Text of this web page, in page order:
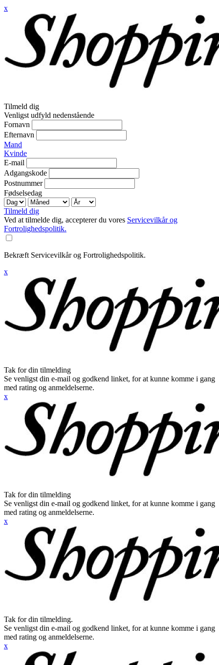
x
Tilmeld dig
Venligst udfyld nedenstående
Fornavn
Efternavn
Mand
Kvinde
E-mail
Adgangskode
Postnummer
Fødselsedag
Tilmeld dig
Ved at tilmelde dig, accepterer du vores Servicevilkår og
Fortrolighedspolitik.
Bekræft Servicevilkår og Fortrolighedspolitik.
x
Tak for din tilmelding
Se venligst din e-mail og godkend linket, for at kunne komme i gang
med rating og anmeldelserne.
x
Tak for din tilmelding
Se venligst din e-mail og godkend linket, for at kunne komme i gang
med rating og anmeldelserne.
x
Tak for din tilmelding.
Se venligst din e-mail og godkend linket, for at kunne komme i gang
med rating og anmeldelserne.
x